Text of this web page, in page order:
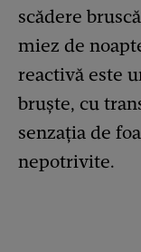
scădere
miez de
reactivă este
bruște, cu
senzația de
nepotrivite.